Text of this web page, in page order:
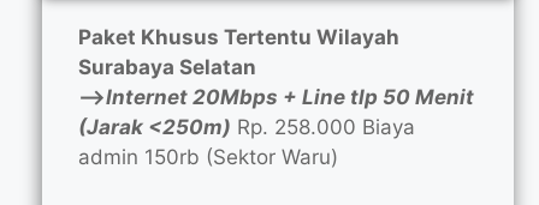
Paket Khusus Tertentu Wilayah
Surabaya Selatan
—>Internet 20Mbps + Line tlp 50 Menit
(Jarak <250m) Rp. 258.000 Biaya
admin 150rb (Sektor Waru)